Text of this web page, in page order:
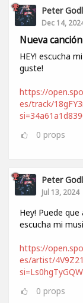
Peter
Dec 14,
Nueva
HEY! escucha
guste!
https://
es/track/
0 props
Peter
Jul 13, 2024
Hey! Puede
escucha mi
https://
es/artist/
0 props